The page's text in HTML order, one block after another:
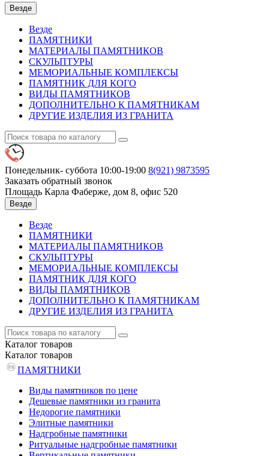
Везде
Везде
ПАМЯТНИКИ
МАТЕРИАЛЫ ПАМЯТНИКОВ
СКУЛЬПТУРЫ
МЕМОРИАЛЬНЫЕ КОМПЛЕКСЫ
ПАМЯТНИК ДЛЯ КОГО
ВИДЫ ПАМЯТНИКОВ
ДОПОЛНИТЕЛЬНО К ПАМЯТНИКАМ
ДРУГИЕ ИЗДЕЛИЯ ИЗ ГРАНИТА
Понедельник- суббота 10:00-19:00 8(921) 9873595
Заказать обратный звонок
Площадь Карла Фаберже, дом 8, офис 520
Везде
Везде
ПАМЯТНИКИ
МАТЕРИАЛЫ ПАМЯТНИКОВ
СКУЛЬПТУРЫ
МЕМОРИАЛЬНЫЕ КОМПЛЕКСЫ
ПАМЯТНИК ДЛЯ КОГО
ВИДЫ ПАМЯТНИКОВ
ДОПОЛНИТЕЛЬНО К ПАМЯТНИКАМ
ДРУГИЕ ИЗДЕЛИЯ ИЗ ГРАНИТА
Каталог товаров
Каталог товаров
ПАМЯТНИКИ
Виды памятников по цене
Дешевые памятники из гранита
Недорогие памятники
Элитные памятники
Надгробные памятники
Ритуальные надгробные памятники